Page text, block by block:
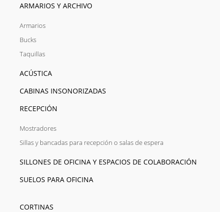
ARMARIOS Y ARCHIVO
Armarios
Bucks
Taquillas
ACÚSTICA
CABINAS INSONORIZADAS
RECEPCIÓN
Mostradores
Sillas y bancadas para recepción o salas de espera
SILLONES DE OFICINA Y ESPACIOS DE COLABORACIÓN
SUELOS PARA OFICINA
CORTINAS